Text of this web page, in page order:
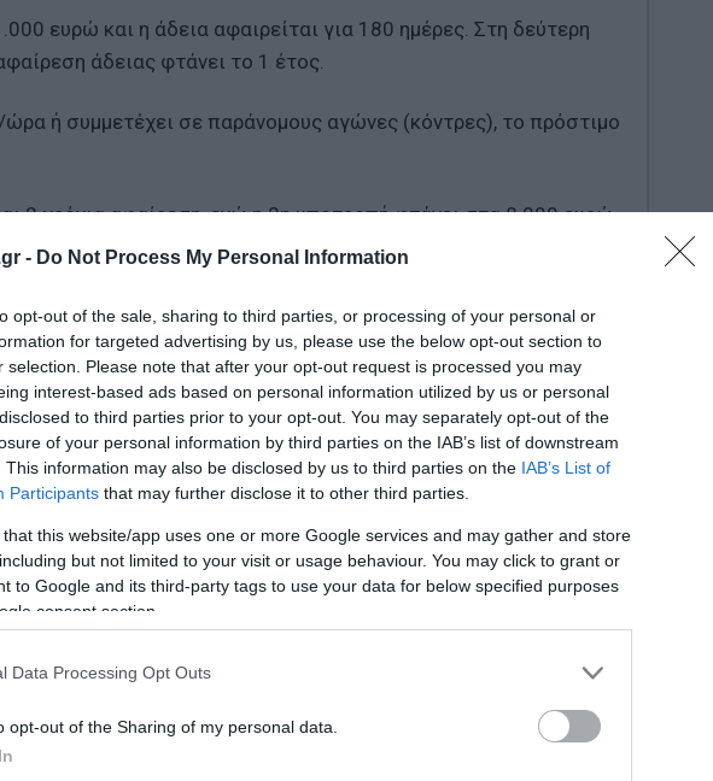
- Do Not Process My Personal Information
opt-out of the sale, sharing to third parties, or processing of your personal or
for targeted advertising by us, please use the below opt-out section to
selection. Please note that after your opt-out request is processed you may
interest-based ads based on personal information utilized by us or personal
to third parties prior to your opt-out. You may separately opt-out of the
of your personal information by third parties on the IAB’s list of downstream
This information may also be disclosed by us to third parties on the IAB’s List of
Participants that may further disclose it to other third parties.
that this website/app uses one or more Google services and may gather and store
but not limited to your visit or usage behaviour. You may click to grant or
to Google and its third-party tags to use your data for below specified purposes
consent section.
Data Processing Opt Outs
opt-out of the Sharing of my personal data.
ευρώ και η άδεια αφαιρείται για 180 ημέρες. Στη δεύτερη
άδειας φτάνει το 1 έτος.
ή συμμετέχει σε παράνομους αγώνες (κόντρες), το πρόστιμο
2 χρόνια αφαίρεση, ενώ η 2η υποτροπή φτάνει στα 8.000 ευρώ
εμπορικού κέντρου (βίντεο)
της F1 σε πίστα του σκι
το πρόγραμμα
Lykavitos.gr στο Google News
όλες τις ειδήσεις